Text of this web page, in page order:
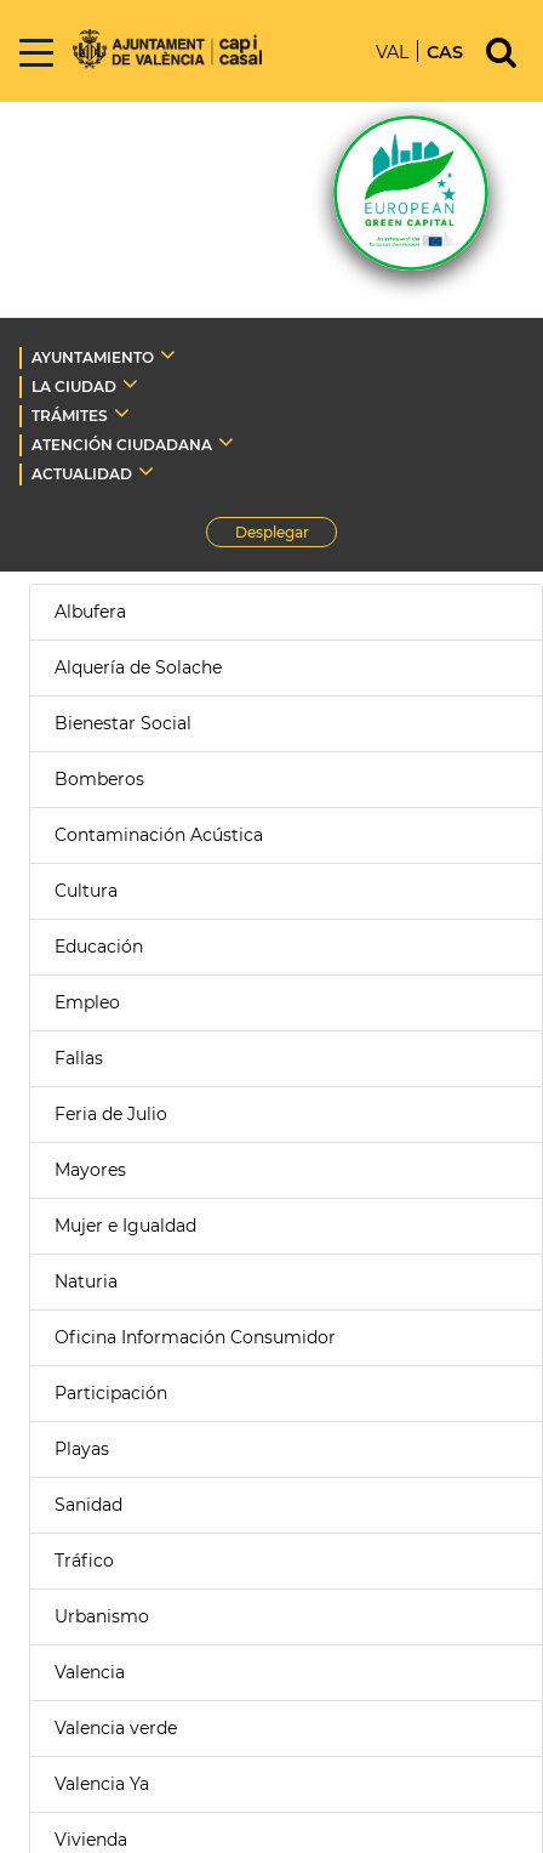
VAL CAS
AYUNTAMIENTO
LA CIUDAD
TRÁMITES
ATENCIÓN CIUDADANA
ACTUALIDAD
Desplegar
Albufera
Alquería de Solache
Bienestar Social
Bomberos
Contaminación Acústica
Cultura
Educación
Empleo
Fallas
Feria de Julio
Mayores
Mujer e Igualdad
Naturia
Oficina Información Consumidor
Participación
Playas
Sanidad
Tráfico
Urbanismo
Valencia
Valencia verde
Valencia Ya
Vivienda